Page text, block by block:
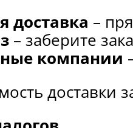
доставка –
– заберите
компании
доставки